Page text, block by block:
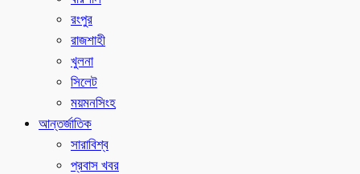
রংপুর
রাজশাহী
খুলনা
সিলেট
ময়মনসিংহ
আন্তর্জাতিক
সারাবিশ্ব
প্রবাস খবর